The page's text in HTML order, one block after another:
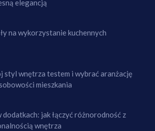
elegancją
na wykorzystanie kuchennych
styl wnętrza testem i wybrać aranżację
mieszkania
jak łączyć różnorodność z
wnętrza